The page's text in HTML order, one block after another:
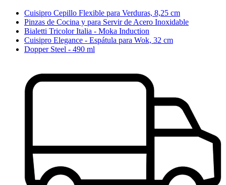
Cuisipro Cepillo Flexible para Verduras, 8,25 cm
Pinzas de Cocina y para Servir de Acero Inoxidable
Bialetti Tricolor Italia - Moka Induction
Cuisipro Elegance - Espátula para Wok, 32 cm
Dopper Steel - 490 ml